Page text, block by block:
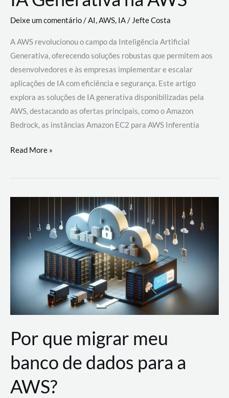
Deixe um comentário/AI,AWS, IA/Jefte Costa
A AWS revolucionou o campo da Inteligência Artificial
Generativa, oferecendo soluções robustas que permitem aos
desenvolvedores e às empresas implementar e escalar
aplicações de IA com eficiência e segurança. Este artigo
explora as soluções de IA generativa disponibilizadas pela
AWS, destacando as ofertas principais, como o Amazon
Bedrock, as instâncias Amazon EC2 para AWS Inferentia
Utilizando
Soluções
AWS
Read More »
Por que migrar meu
banco de dados para a
AWS?